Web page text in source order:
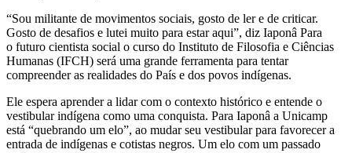
“Sou militante de movimentos sociais, gosto de ler e de criticar.
Gosto de desafios e lutei muito para estar aqui”, diz Iaponâ Para
o futuro cientista social o curso do Instituto de Filosofia e Ciências
Humanas (IFCH) será uma grande ferramenta para tentar
compreender as realidades do País e dos povos indígenas.
Ele espera aprender a lidar com o contexto histórico e entende o
vestibular indígena como uma conquista. Para Iaponâ a Unicamp
está “quebrando um elo”, ao mudar seu vestibular para favorecer a
entrada de indígenas e cotistas negros. Um elo com um passado